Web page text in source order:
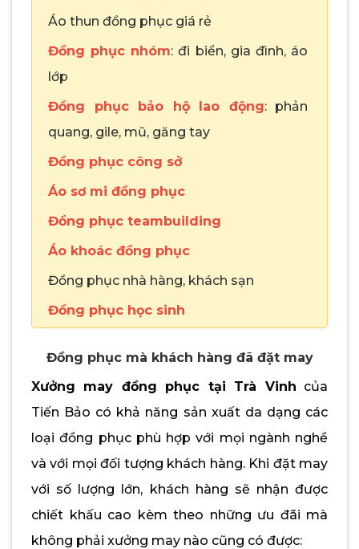
Áo thun đồng phục giá rẻ
Đồng phục nhóm: đi biển, gia đình, áo
lớp
Đồng phục bảo hộ lao động: phản
quang, gile, mũ, găng tay
Đồng phục công sở
Áo sơ mi đồng phục
Đồng phục teambuilding
Áo khoác đồng phục
Đồng phục nhà hàng, khách sạn
Đồng phục học sinh
Đồng phục mà khách hàng đã đặt may
Xưởng may đồng phục tại Trà Vinh của
Tiến Bảo có khả năng sản xuất da dạng các
loại đồng phục phù hợp với mọi ngành nghề
và với mọi đối tượng khách hàng. Khi đặt may
với số lượng lớn, khách hàng sẽ nhận được
chiết khấu cao kèm theo những ưu đãi mà
không phải xưởng may nào cũng có được: